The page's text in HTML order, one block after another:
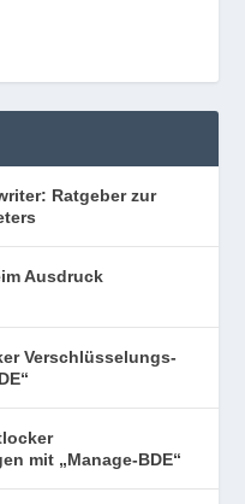
Ratgeber zur
Ausdruck
Verschlüsselungs-
mit „Manage-BDE“